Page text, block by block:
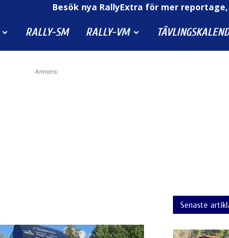
Besök nya RallyExtra för mer
RALLY-SM RALLY-VM
Annons:
Senaste